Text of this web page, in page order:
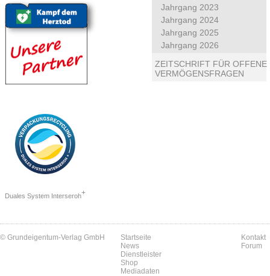
Duales System Interseroh+
Jahrgang 2023
Jahrgang 2024
Jahrgang 2025
Jahrgang 2026
ZEITSCHRIFT FÜR OFFENE
VERMÖGENSFRAGEN
© Grundeigentum-Verlag GmbH
Startseite
News
Dienstleister
Shop
Mediadaten
Kontakt
Forum